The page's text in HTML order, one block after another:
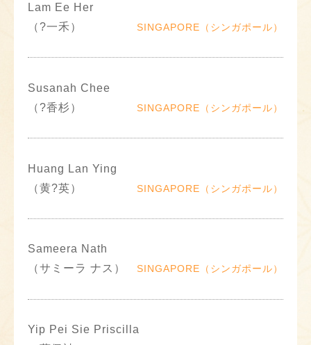
Lam Ee Her
（?一禾）
SINGAPORE（シンガポール）
Susanah Chee
（?香杉）
SINGAPORE（シンガポール）
Huang Lan Ying
（黄?英）
SINGAPORE（シンガポール）
Sameera Nath
（サミーラ ナス）
SINGAPORE（シンガポール）
Yip Pei Sie Priscilla